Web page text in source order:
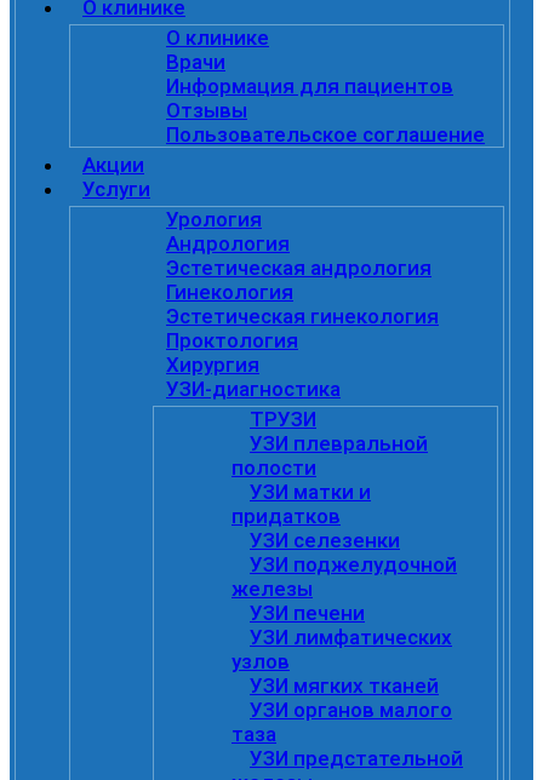
О клинике
О клинике
Врачи
Информация для пациентов
Отзывы
Пользовательское соглашение
Акции
Услуги
Урология
Андрология
Эстетическая андрология
Гинекология
Эстетическая гинекология
Проктология
Хирургия
УЗИ-диагностика
ТРУЗИ
УЗИ плевральной
полости
УЗИ матки и
придатков
УЗИ селезенки
УЗИ поджелудочной
железы
УЗИ печени
УЗИ лимфатических
узлов
УЗИ мягких тканей
УЗИ органов малого
таза
УЗИ предстательной